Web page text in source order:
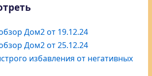
Дом2 от 19.12.24
Дом2 от 25.12.24
избавления от негативных